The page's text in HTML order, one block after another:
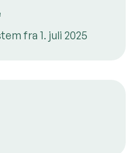
fra 1. juli 2025